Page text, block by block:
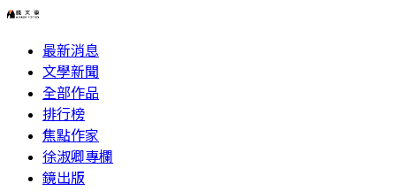
最新消息
文學新聞
全部作品
排行榜
焦點作家
徐淑卿專欄
鏡出版